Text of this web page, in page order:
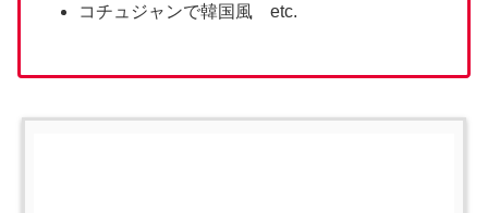
コチュジャンで韓国風 etc.